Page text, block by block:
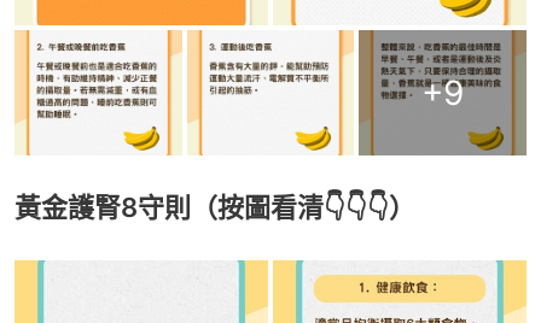
+9
黃金護腎8守則（按圖看清👇👇👇）